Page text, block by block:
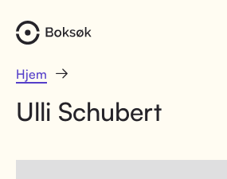
Hjem
Ulli Schubert